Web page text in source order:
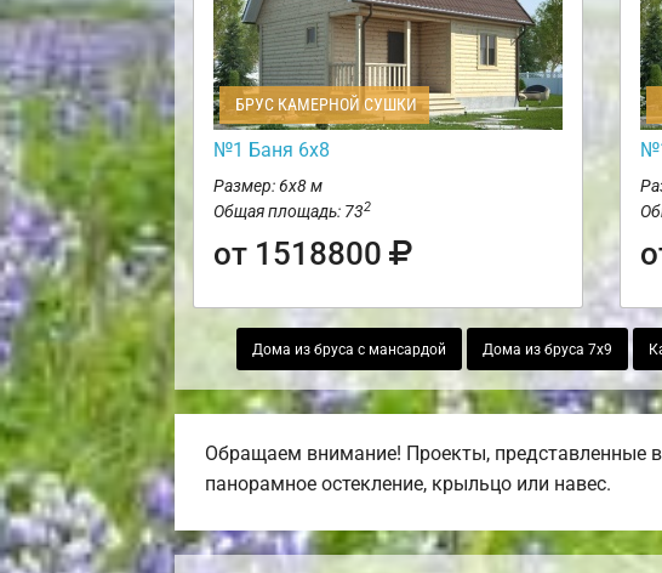
БРУС КАМЕРНОЙ СУШКИ
№1 Баня 6х8
Размер: 6х8 м
Общая площадь: 732
от 1518800
Дома из бруса с мансардой Дома из бруса 7х9
Обращаем внимание! Проекты, представленные
панорамное остекление, крыльцо или навес.